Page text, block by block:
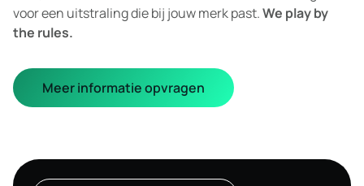
voor een uitstraling die bij jouw merk past.We play by
the rules.
Meer informatie opvragen